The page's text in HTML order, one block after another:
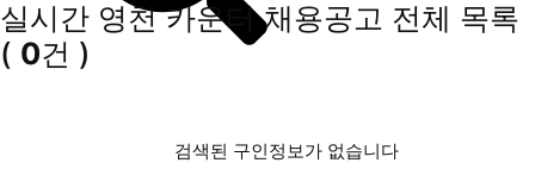
실시간 영천 카운터 채용공고 전체 목록
( 0건 )
검색된 구인정보가 없습니다